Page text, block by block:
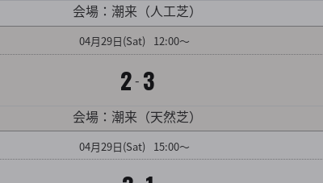
会場：潮来（人工芝）
04月29日(Sat) 12:00～
2- 3
会場：潮来（天然芝）
04月29日(Sat) 15:00～
対戦カード詳細を見る